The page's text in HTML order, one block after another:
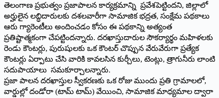
తెలంగాణ ప్రభుత్వం ప్రజాపాలన కార్యక్రమాన్ని ప్రవేశపెట్టిందని, జిల్లాలో
అర్హులైన లబ్ధిదారులకు దశలవారీగా సామాజిక భద్రత, సంక్షేమ పథకాలు
ఆరు గ్యారెంటీలు అందించడం కోసం ఈ పథకాన్ని అత్యంత
ప్రతిష్టాత్మకంగా చేపట్టిందన్నారు. దరఖాస్తుదారుల సౌకర్యార్థం మహిళలకు
రెండు కౌంటర్లు, పురుషులకు ఒక కౌంటర్ చొప్పున వేరువేరుగా ప్రత్యేక
కౌంటర్లు ఏర్పాటు చేసి వారికి కావలసిన కుర్చీలు, టెంట్లు, త్రాగునీరు లాంటి
సదుపాయాలు సమకూర్చాలన్నారు.
ప్రజా పాలన దరఖాస్తుల స్వీకరణకు ఒక రోజు ముందు ప్రతి గ్రామాలలో,
వార్డుల్లో దండోరా (టామ్ టామ్) వేయించి, సామాజిక మాధ్యమాల ద్వారా